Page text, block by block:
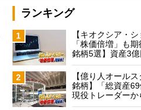
ランキング
1
【キオクシア・
「株価倍増」も
銘柄5選】資産3億
2
【億り人オール
銘柄】「総資産
現役トレーダーか